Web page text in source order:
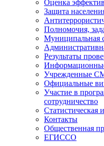
Оценка
Защита
Полномочия,
Муниципальная
Результаты
Учрежденные
Официальные
Участие в
сотрудничество
Статистическая
Контакты
Общественная
ЕГИССО